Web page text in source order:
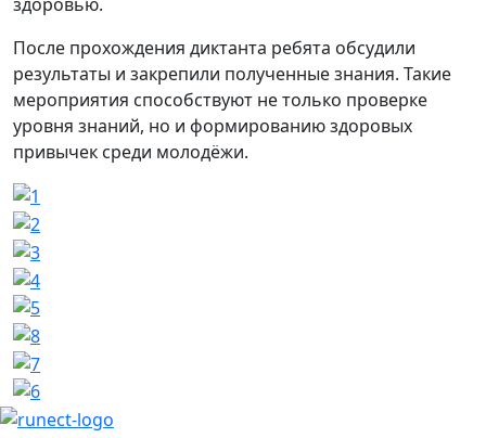
После прохождения диктанта ребята обсудили
результаты и закрепили полученные знания. Такие
мероприятия способствуют не только проверке
уровня знаний, но и формированию здоровых
привычек среди молодёжи.